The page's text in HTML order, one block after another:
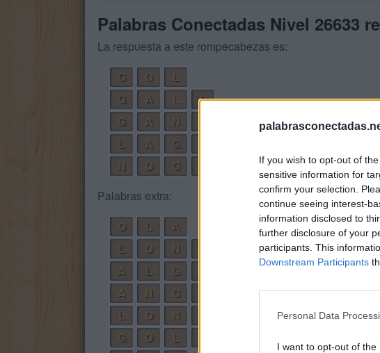
If you wish to opt-out of
sensitive information for
confirm your selection.
continue seeing interest-
information disclosed to
further disclosure of your
participants. This
Downstream Participants
Personal Data
I want to opt-out of the
Palabras Conectadas Nivel 26633
La respuesta a este rompecabezas es:
G
O
L
G
A L
O
G
A N
L
A G
N
O G
Palabras extra:
O
L
A
L
O N
A
L G
A
N G
L
O N
G
O L